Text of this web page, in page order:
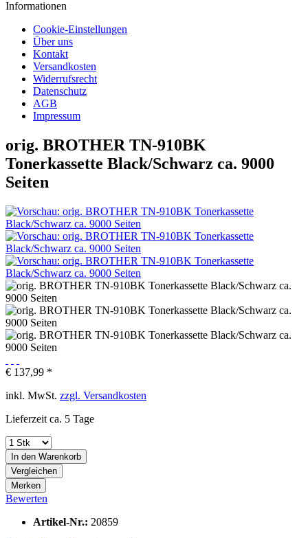
Informationen
Cookie-Einstellungen
Über uns
Kontakt
Versandkosten
Widerrufsrecht
Datenschutz
AGB
Impressum
orig. BROTHER TN-910BK
Tonerkassette Black/Schwarz ca. 9000
Seiten
€ 137,99 *
inkl. MwSt. zzgl. Versandkosten
Lieferzeit ca. 5 Tage
In den Warenkorb
Vergleichen
Merken
Bewerten
Artikel-Nr.: 20859